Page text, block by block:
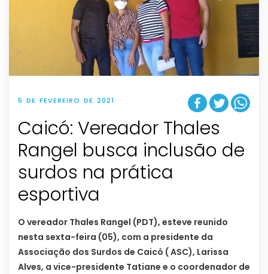
5 DE FEVEREIRO DE 2021
Caicó: Vereador Thales
Rangel busca inclusão de
surdos na prática
esportiva
O vereador Thales Rangel (PDT), esteve reunido
nesta sexta-feira (05), com a presidente da
Associação dos Surdos de Caicó ( ASC), Larissa
Alves, a vice-presidente Tatiane e o coordenador de